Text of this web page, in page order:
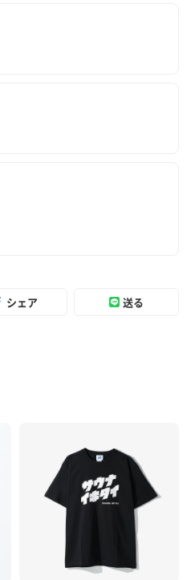
シェア 送る